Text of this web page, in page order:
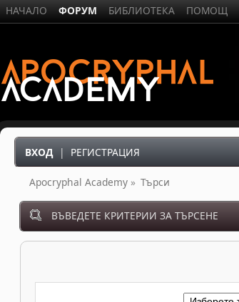
НАЧАЛО ФОРУМ БИБЛИОТЕКА ПОМОЩ
ВХОД | РЕГИСТРАЦИЯ
Apocryphal Academy » Търси
ВЪВЕДЕТЕ КРИТЕРИИ ЗА ТЪРСЕНЕ